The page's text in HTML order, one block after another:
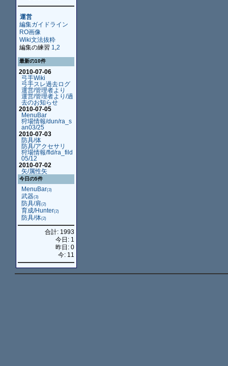
運営
編集ガイドライン
RO画像
Wiki文法抜粋
編集の練習 1 2
最新の10件
2010-07-06
弓手Wiki
弓手スレ過去ログ
運営/管理者より
運営/管理者より/過
去のお知らせ
2010-07-05
MenuBar
狩場情報/dun/ra_s
an03/25
2010-07-03
防具/体
防具/アクセサリ
狩場情報/fld/ra_fild
05/12
2010-07-02
矢/属性矢
今日の5件
MenuBar(3)
武器(3)
防具/肩(2)
育成/Hunter(2)
防具/体(2)
合計: 1993
今日: 1
昨日: 0
今: 11